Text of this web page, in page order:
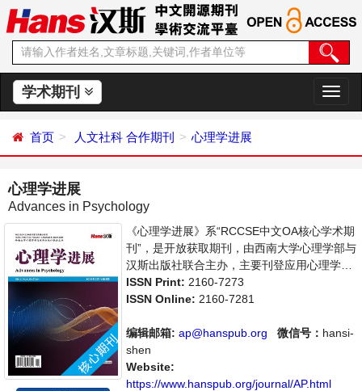
学术期刊
切
换
首页 人文社科 合作期刊 心理学进展
心理学进展
Advances in Psychology
《心理学进展》系“RCCSE中文OA核心学术期
刊”，是开放获取期刊，由西南大学心理学部与
汉斯出版社联合主办，主要刊登应用心理学、
社会心理学等领域的学术论文和成果报道及评
述。支持思想创新、学术创新，倡导科学，繁
界范围内的科学家、学者、科研人员提供一个
传播、分享和讨论心理学领域内不同方向问题
与发展的交流平台。
ISSN Print: 2160-7273
ISSN Online: 2160-7281
编辑邮箱: ap@hanspub.org 微信号： hansi-
shen
Website:
https://www.hanspub.org/journal/AP.html